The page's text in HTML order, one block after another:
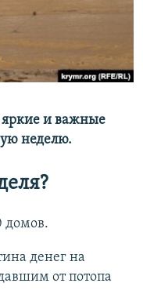
и важные
неделю.
домов.
денег на
от потопа